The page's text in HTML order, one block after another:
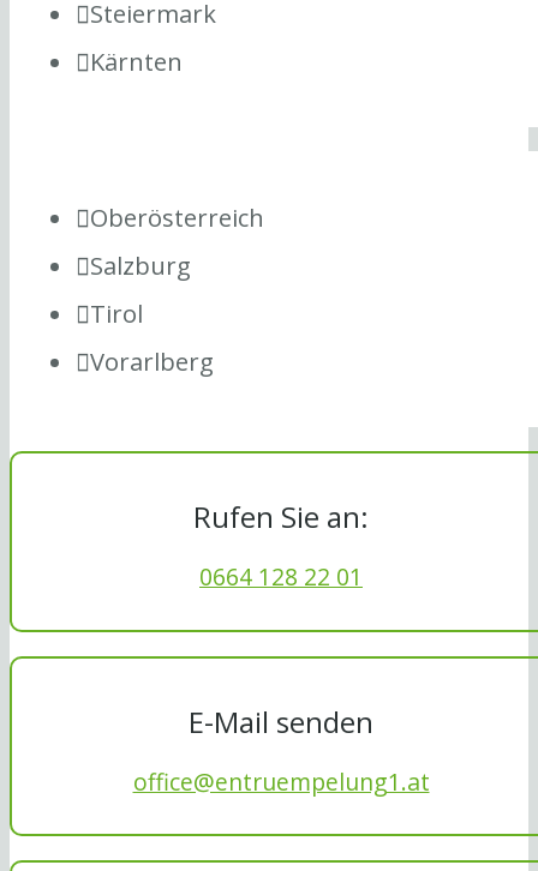
Steiermark
Kärnten
Oberösterreich
Salzburg
Tirol
Vorarlberg
Rufen Sie an:
0664 128 22 01
E-Mail senden
office@entruempelung1.at